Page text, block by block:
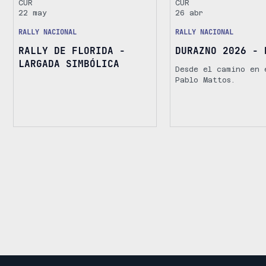
RALLY DE FLORIDA -
LARGADA SIMBÓLICA
RALLY NACIONAL
CUR
22 may
DURAZNO 2026 -
Desde el camino
Pablo Mattos.
RALLY NACIONAL
CUR
26 abr